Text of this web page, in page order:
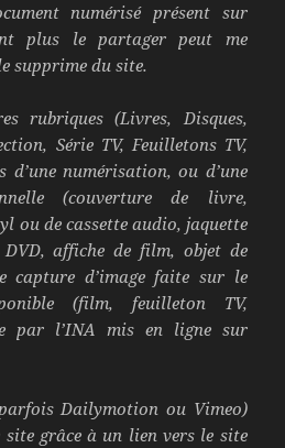
numérisé présent sur
plus le partager peut me
supprime du site.
rubriques (Livres, Disques,
Série TV, Feuilletons TV,
d’une numérisation, ou d’une
(couverture de livre,
ou de cassette audio, jaquette
affiche de film, objet de
capture d’image faite sur le
(film, feuilleton TV,
par l’INA mis en ligne sur
Dailymotion ou Vimeo)
grâce à un lien vers le site